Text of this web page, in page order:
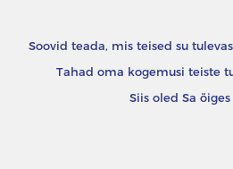
Soovid teada, mis teised su
Tahad oma kogemusi teiste
Siis oled Sa õiges